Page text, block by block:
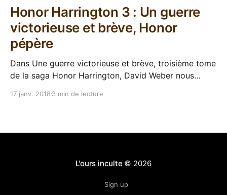
Honor Harrington 3 : Un guerre
victorieuse et brève, Honor
pépère
Dans Une guerre victorieuse et brève, troisième tome
de la saga Honor Harrington, David Weber nous
de la reine. Notre héroïne a passé tout ce temps à se
17 janv. 2018 3 min de lecture
L'ours inculte © 2026
Sign up